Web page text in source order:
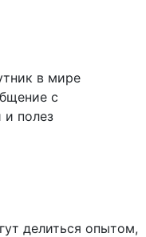
в мире
с
полез
делиться опытом,